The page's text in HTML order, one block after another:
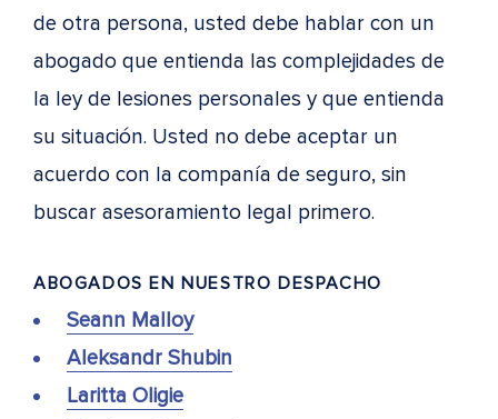
de otra persona, usted debe hablar con un
abogado que entienda las complejidades de
la ley de lesiones personales y que entienda
su situación. Usted no debe aceptar un
acuerdo con la companía de seguro, sin
buscar asesoramiento legal primero.
ABOGADOS ENNUESTRO DESPACHO
Seann Malloy
Aleksandr Shubin
Laritta Oligie